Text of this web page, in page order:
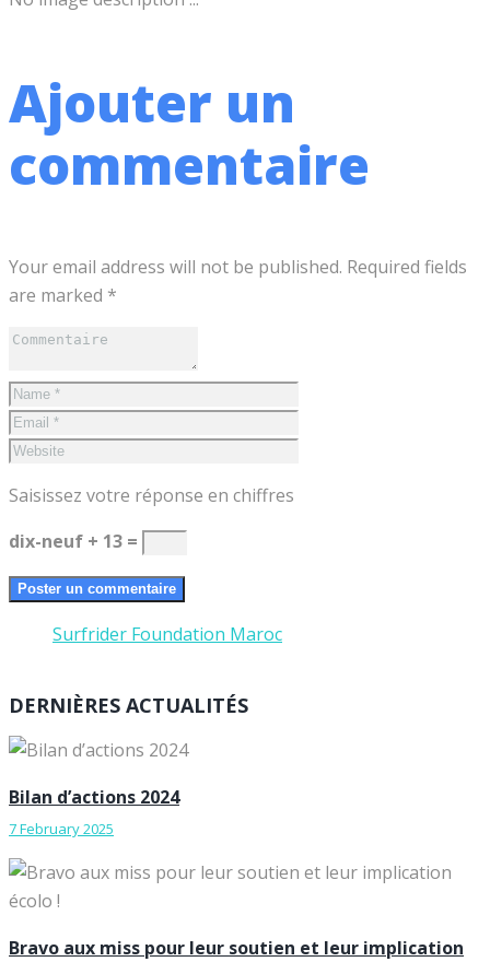
Ajouter un
commentaire
Your email address will not be published. Required fields
are marked *
Saisissez votre réponse en chiffres
dix-neuf + 13 =
Surfrider Foundation Maroc
DERNIÈRES ACTUALITÉS
Bilan d’actions 2024
7 February 2025
Bravo aux miss pour leur soutien et leur implication